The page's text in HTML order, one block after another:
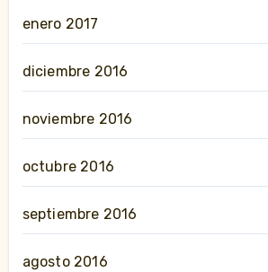
enero 2017
diciembre 2016
noviembre 2016
octubre 2016
septiembre 2016
agosto 2016